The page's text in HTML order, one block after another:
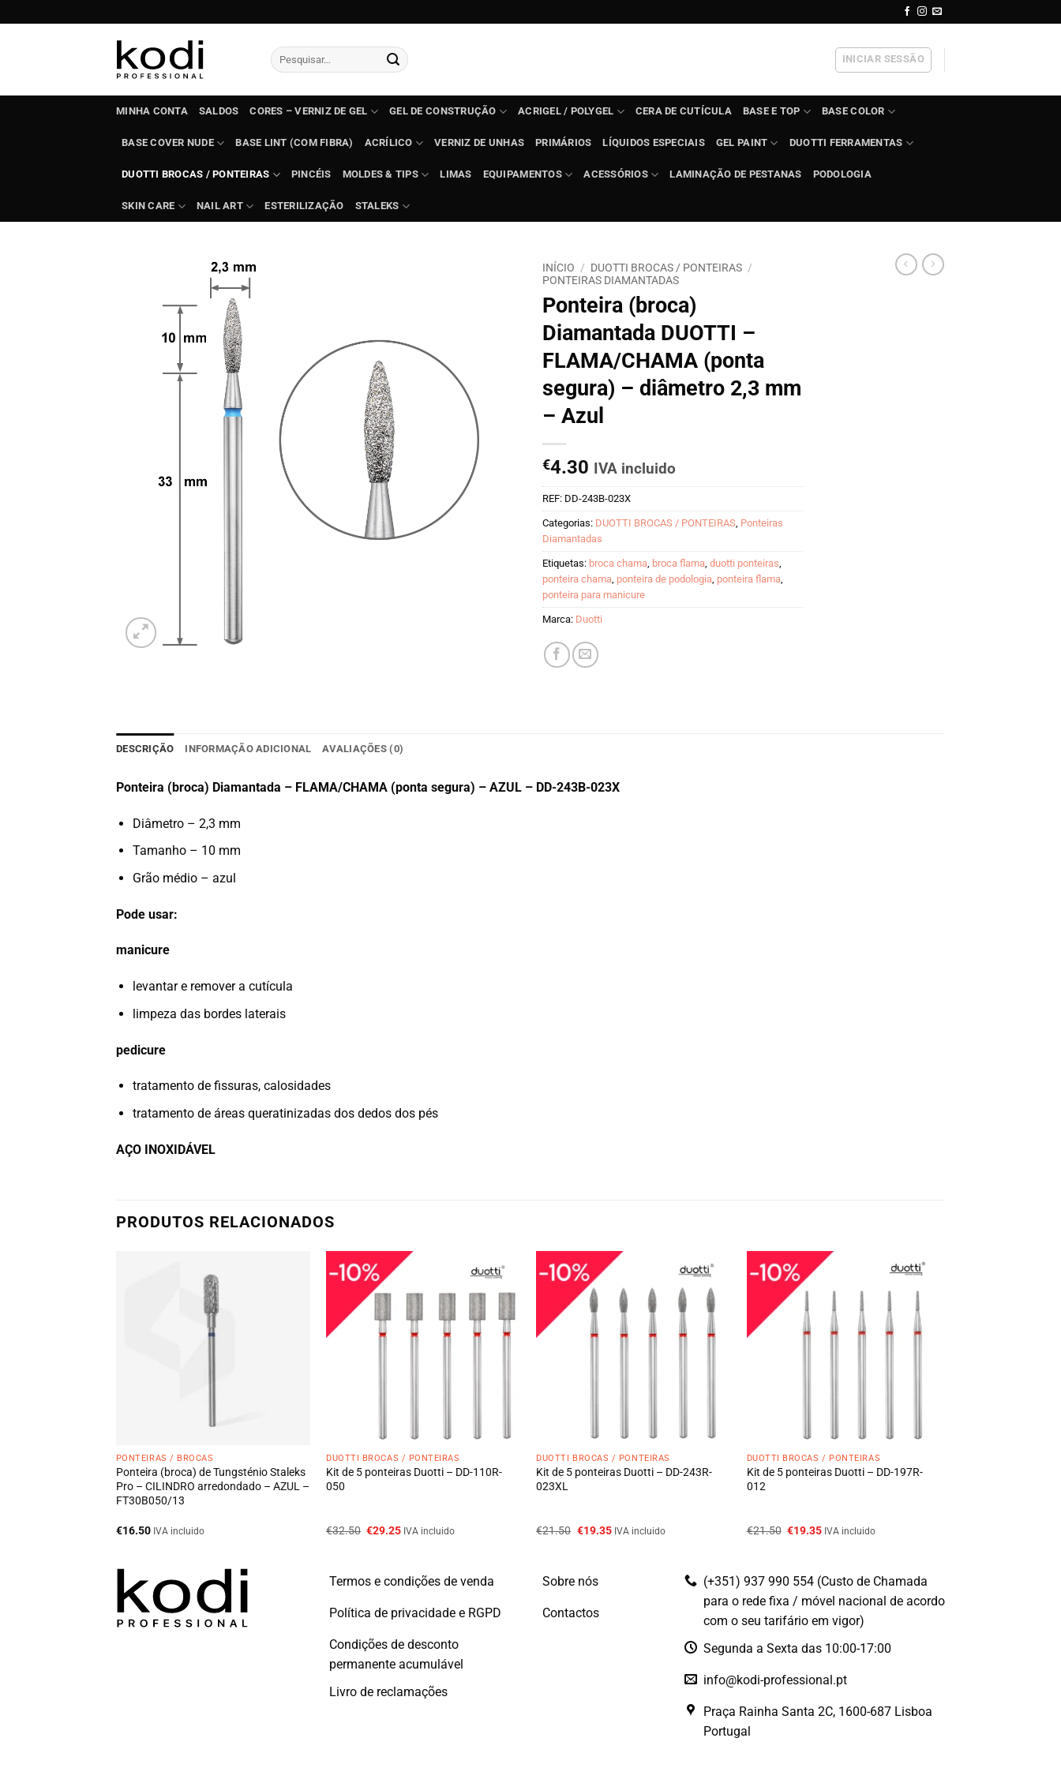
to
Pesquisar
por:
INICIAR SESSÃO
MINHA CONTA SALDOS CORES – VERNIZ DE GEL GEL DE CONSTRUÇÃO ACRIGEL / POLYGEL CERA DE CUTÍCULA BASE E TOP BASE COLOR
BASE COVER NUDE BASE LINT (COM FIBRA) ACRÍLICO VERNIZ DE UNHAS PRIMÁRIOS LÍQUIDOS ESPECIAIS GEL PAINT DUOTTI FERRAMENTAS
DUOTTI BROCAS / PONTEIRAS PINCÉIS MOLDES & TIPS LIMAS EQUIPAMENTOS ACESSÓRIOS LAMINAÇÃO DE PESTANAS PODOLOGIA
SKIN CARE NAIL ART ESTERILIZAÇÃO STALEKS
INÍCIO / DUOTTI BROCAS / PONTEIRAS /
PONTEIRAS DIAMANTADAS
Ponteira (broca)
Diamantada DUOTTI –
FLAMA/CHAMA (ponta
segura) – diâmetro 2,3 mm
– Azul
€4.30 IVA incluido
REF: DD-243B-023X
Categorias: DUOTTI BROCAS / PONTEIRAS Ponteiras
Diamantadas
Etiquetas: broca chama broca flama duotti ponteiras
ponteira chama ponteira de podologia ponteira flama
ponteira para manicure
Marca: Duotti
DESCRIÇÃO INFORMAÇÃO ADICIONAL AVALIAÇÕES (0)
Ponteira (broca) Diamantada – FLAMA/CHAMA (ponta segura) – AZUL – DD-243B-023X
Diâmetro – 2,3 mm
Tamanho – 10 mm
Grão médio – azul
Pode usar:
manicure
levantar e remover a cutícula
limpeza das bordes laterais
pedicure
tratamento de fissuras, calosidades
tratamento de áreas queratinizadas dos dedos dos pés
AÇO INOXIDÁVEL
PRODUTOS RELACIONADOS
PONTEIRAS / BROCAS
Ponteira (broca) de Tungsténio Staleks
Pro – CILINDRO arredondado – AZUL –
FT30B050/13
€16.50 IVA incluido
DUOTTI BROCAS / PONTEIRAS
Kit de 5 ponteiras Duotti – DD-110R-
050
€32.50 O
€29.25O
€29.25.
IVA incluido
DUOTTI BROCAS / PONTEIRAS
Kit de 5 ponteiras Duotti – DD-243R-
023XL
€21.50 O
€21.50.
€19.35OIVA incluido
DUOTTI BROCAS / PONTEIRAS
Kit de 5 ponteiras Duotti – DD-197R-
012
€21.50 O
€21.50.
€19.35O
€19.35.
IVA incluido
Termos e condições de venda
Política de privacidade e RGPD
Condições de desconto
permanente acumulável
Livro de reclamações
Sobre nós
Contactos
(+351) 937 990 554 (Custo de Chamada
para o rede fixa / móvel nacional de acordo
com o seu tarifário em vigor)
Segunda a Sexta das 10:00-17:00
info@kodi-professional.pt
Praça Rainha Santa 2C, 1600-687 Lisboa
Portugal